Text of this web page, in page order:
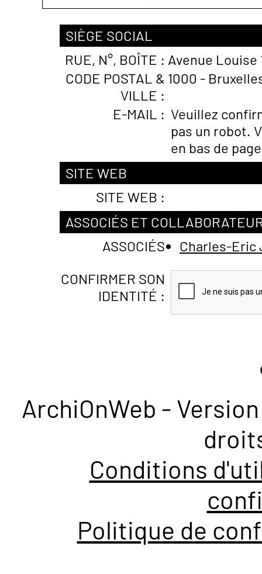
SIÈGE SOCIAL
RUE, N°, BOÎTE : Avenue Louise
CODE POSTAL &
VILLE :
1000 -
E-MAIL : Veuillez
pas un robot.
en bas de
SITE WEB
SITE WEB :
ASSOCIÉS ET
ASSOCIÉS
Charles-Eric
CONFIRMER SON
IDENTITÉ :
ArchiOnWeb -
Conditions
Politique de